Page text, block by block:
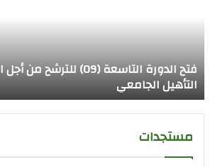
فتح الدورة التاسعة (09)
التأهيل الجامعي
مستجدات